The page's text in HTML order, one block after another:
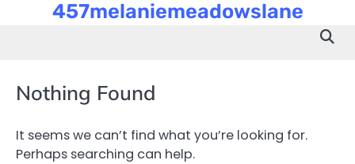
457melaniemeadowslane
Nothing Found
It seems we can’t find what you’re looking for.
Perhaps searching can help.